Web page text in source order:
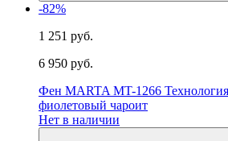
-82%
1 251 руб.
6 950 руб.
Фен MARTA MT-1266
фиолетовый чароит
Нет в наличии